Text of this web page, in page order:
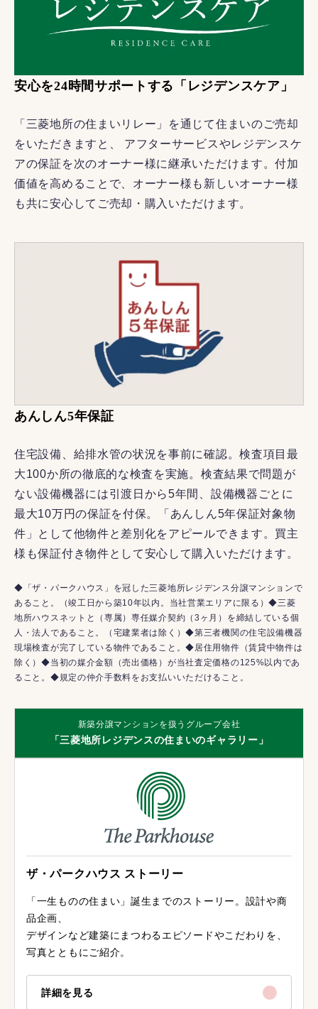
安心を24時間サポートする「レジデンスケア」
「三菱地所の住まいリレー」を通じて住まいのご売却
をいただきますと、 アフターサービスやレジデンスケ
アの保証を次のオーナー様に継承いただけます。付加
価値を高めることで、オーナー様も新しいオーナー様
も共に安心してご売却・購入いただけます。
あんしん5年保証
住宅設備、給排水管の状況を事前に確認。検査項目最
大100か所の徹底的な検査を実施。検査結果で問題が
ない設備機器には引渡日から5年間、設備機器ごとに
最大10万円の保証を付保。「あんしん5年保証対象物
件」として他物件と差別化をアピールできます。買主
様も保証付き物件として安心して購入いただけます。
◆「ザ・パークハウス」を冠した三菱地所レジデンス分譲マンションで
あること。（竣工日から築10年以内。当社営業エリアに限る）◆三菱
地所ハウスネットと（専属）専任媒介契約（3ヶ月）を締結している個
人・法人であること。（宅建業者は除く）◆第三者機関の住宅設備機器
現場検査が完了している物件であること。◆居住用物件（賃貸中物件は
除く）◆当初の媒介金額（売出価格）が当社査定価格の125%以内であ
ること。◆規定の仲介手数料をお支払いいただけること。
新築分譲マンションを扱うグループ会社
「三菱地所レジデンスの住まいのギャラリー」
ザ・パークハウス ストーリー
「一生ものの住まい」誕生までのストーリー。設計や商
品企画、
デザインなど建築にまつわるエピソードやこだわりを、
写真とともにご紹介。
詳細を見る